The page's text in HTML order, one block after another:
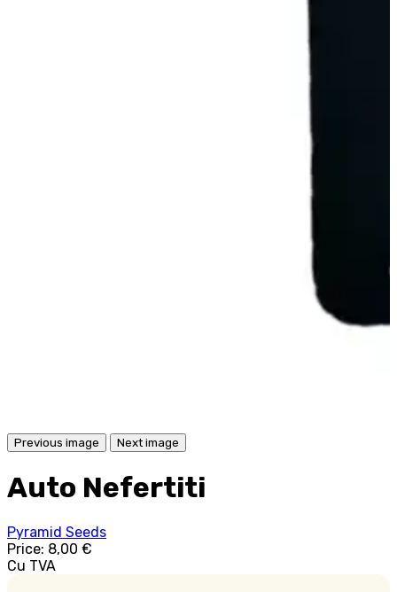
Previous image Next image
Auto Nefertiti
Pyramid Seeds
Price: 8,00 €
Cu TVA